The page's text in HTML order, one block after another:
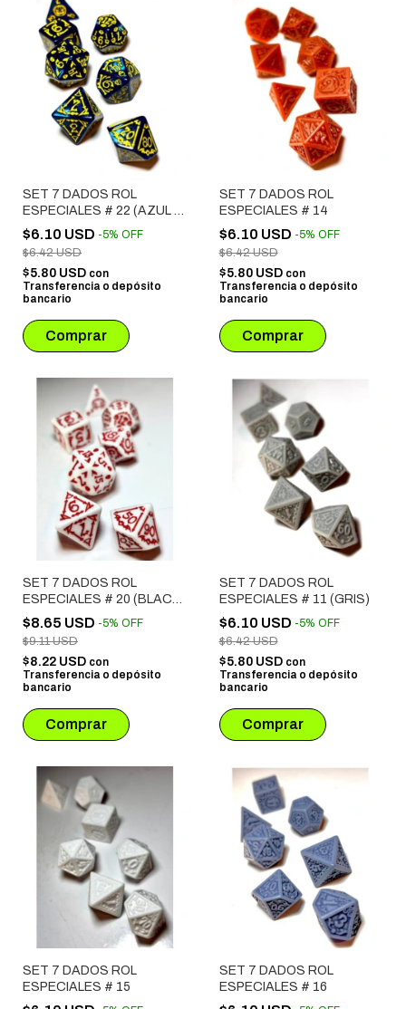
SET 7 DADOS ROL
ESPECIALES # 22 (AZUL Y
DORADO)
$6.10 USD -5% OFF
$6.42 USD
$5.80 USD con
Transferencia o depósito
bancario
SET 7 DADOS ROL
ESPECIALES # 14
$6.10 USD -5% OFF
$6.42 USD
$5.80 USD con
Transferencia o depósito
bancario
SET 7 DADOS ROL
ESPECIALES # 20 (BLACO
Y ROJO)
$8.65 USD -5% OFF
$9.11 USD
$8.22 USD con
Transferencia o depósito
bancario
SET 7 DADOS ROL
ESPECIALES # 11 (GRIS)
$6.10 USD -5% OFF
$6.42 USD
$5.80 USD con
Transferencia o depósito
bancario
SET 7 DADOS ROL
ESPECIALES # 15
SET 7 DADOS ROL
ESPECIALES # 16